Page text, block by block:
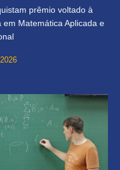
prêmio voltado à
Matemática Aplicada e